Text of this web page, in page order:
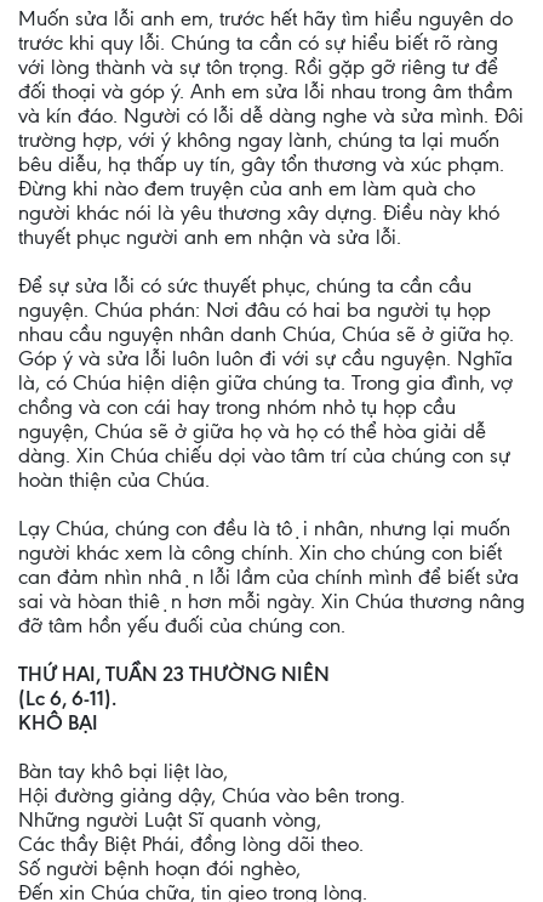
Muốn sửa lỗi anh em, trước hết hãy tìm hiểu nguyên do
trước khi quy lỗi. Chúng ta cần có sự hiểu biết rõ ràng
với lòng thành và sự tôn trọng. Rồi gặp gỡ riêng tư để
đối thoại và góp ý. Anh em sửa lỗi nhau trong âm thầm
và kín đáo. Người có lỗi dễ dàng nghe và sửa mình. Đôi
trường hợp, với ý không ngay lành, chúng ta lại muốn
bêu diễu, hạ thấp uy tín, gây tổn thương và xúc phạm.
Đừng khi nào đem truyện của anh em làm quà cho
người khác nói là yêu thương xây dựng. Điều này khó
thuyết phục người anh em nhận và sửa lỗi.
Để sự sửa lỗi có sức thuyết phục, chúng ta cần cầu
nguyện. Chúa phán: Nơi đâu có hai ba người tụ họp
nhau cầu nguyện nhân danh Chúa, Chúa sẽ ở giữa họ.
Góp ý và sửa lỗi luôn luôn đi với sự cầu nguyện. Nghĩa
là, có Chúa hiện diện giữa chúng ta. Trong gia đình, vợ
chồng và con cái hay trong nhóm nhỏ tụ họp cầu
nguyện, Chúa sẽ ở giữa họ và họ có thể hòa giải dễ
dàng. Xin Chúa chiếu dọi vào tâm trí của chúng con sự
hoàn thiện của Chúa.
Lạy Chúa, chúng con đều là tội nhân, nhưng lại muốn
người khác xem là công chính. Xin cho chúng con biết
can đảm nhìn nhận lỗi lầm của chính mình để biết sửa
sai và hòan thiện hơn mỗi ngày. Xin Chúa thương nâng
đỡ tâm hồn yếu đuối của chúng con.
THỨ HAI, TUẦN 23 THƯỜNG NIÊN
(Lc 6, 6-11).
KHÔ BẠI
Bàn tay khô bại liệt lào,
Hội đường giảng dậy, Chúa vào bên trong.
Những người Luật Sĩ quanh vòng,
Các thầy Biệt Phái, đồng lòng dõi theo.
Số người bệnh hoạn đói nghèo,
Đến xin Chúa chữa, tin gieo trong lòng.